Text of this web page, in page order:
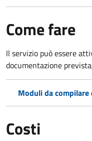
Come fare
Il servizio può essere
documentazione
Moduli da
Costi